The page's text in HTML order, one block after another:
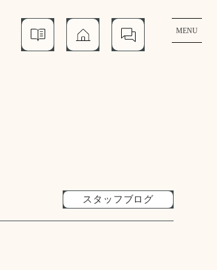
資
モ
個
MENU
スタッフブログ